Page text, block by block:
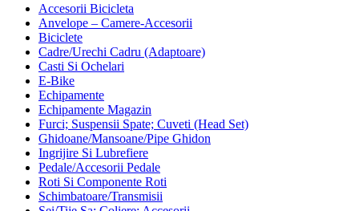
Accesorii Bicicleta
Anvelope – Camere-Accesorii
Biciclete
Cadre/Urechi Cadru (Adaptoare)
Casti Si Ochelari
E-Bike
Echipamente
Echipamente Magazin
Furci; Suspensii Spate; Cuveti (Head Set)
Ghidoane/Mansoane/Pipe Ghidon
Ingrijire Si Lubrefiere
Pedale/Accesorii Pedale
Roti Si Componente Roti
Schimbatoare/Transmisii